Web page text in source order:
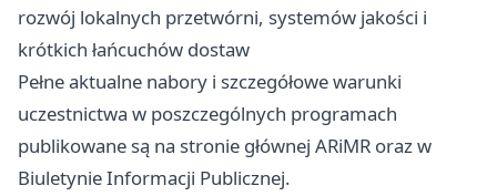
rozwój lokalnych przetwórni, systemów jakości i
krótkich łańcuchów dostaw
Pełne aktualne nabory i szczegółowe warunki
uczestnictwa w poszczególnych programach
publikowane są na stronie głównej ARiMR oraz w
Biuletynie Informacji Publicznej.